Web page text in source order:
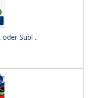
Subl ..